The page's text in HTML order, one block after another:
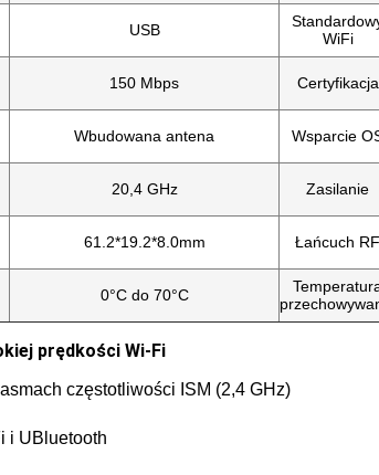
USB
WiFi
150 Mbps Certyfikacja
Wbudowana antena Wsparcie
20,4 GHz Zasilanie
61.2*19.2*8.0mm Łańcuch RF
0°C do 70°C
prędkości Wi-Fi
częstotliwości ISM (2,4 GHz)
i UBluetooth